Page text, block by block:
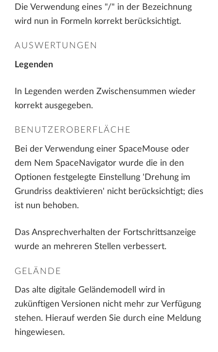
Die Verwendung eines "/" in der Bezeichnung
wird nun in Formeln korrekt berücksichtigt.
AUSWERTUNGEN
Legenden
In Legenden werden Zwischensummen wieder
korrekt ausgegeben.
BENUTZEROBERFLÄCHE
Bei der Verwendung einer SpaceMouse oder
dem Nem SpaceNavigator wurde die in den
Optionen festgelegte Einstellung 'Drehung im
Grundriss deaktivieren' nicht berücksichtigt; dies
ist nun behoben.
Das Ansprechverhalten der Fortschrittsanzeige
wurde an mehreren Stellen verbessert.
GELÄNDE
Das alte digitale Geländemodell wird in
zukünftigen Versionen nicht mehr zur Verfügung
stehen. Hierauf werden Sie durch eine Meldung
hingewiesen.